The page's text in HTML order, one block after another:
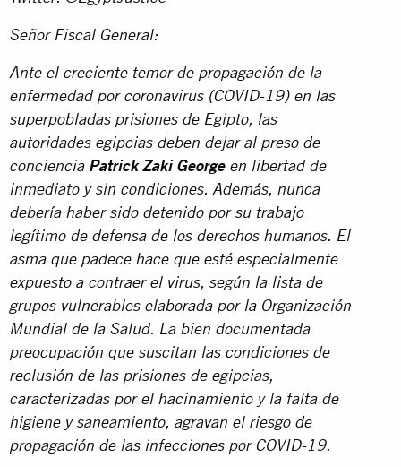
Señor Fiscal General:
Ante el creciente temor de propagación de la
enfermedad por coronavirus (COVID-19) en las
superpobladas prisiones de Egipto, las
autoridades egipcias deben dejar al preso de
conciencia Patrick Zaki Georgeen libertad de
inmediato y sin condiciones. Además, nunca
debería haber sido detenido por su trabajo
legítimo de defensa de los derechos humanos. El
asma que padece hace que esté especialmente
expuesto a contraer el virus, según la lista de
grupos vulnerables elaborada por la Organización
Mundial de la Salud. La bien documentada
preocupación que suscitan las condiciones de
reclusión de las prisiones de egipcias,
caracterizadas por el hacinamiento y la falta de
higiene y saneamiento, agravan el riesgo de
propagación de las infecciones por COVID-19.